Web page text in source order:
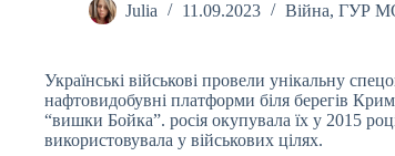
Julia 11.09.2023 Війна, ГУР
Українські військові провели унікальну
нафтовидобувні платформи біля берегів
“вишки Бойка”. росія окупувала їх у 2015
використовувала у військових цілях.